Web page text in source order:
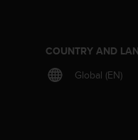
COUNTRY AND
Global (EN)